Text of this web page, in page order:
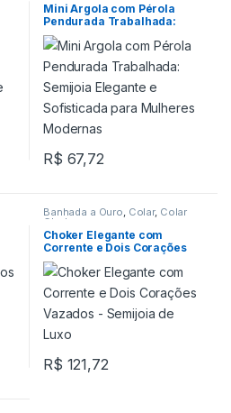
Mini Argola com Pérola
Pendurada Trabalhada:
Semijoia Elegante e
Sofisticada para Mulheres
Modernas
R$ 67,72
Banhada a Ouro, Colar, Colar
Choker
Choker Elegante com
Corrente e Dois Corações
Vazados – Semijoia de Luxo
R$ 121,72